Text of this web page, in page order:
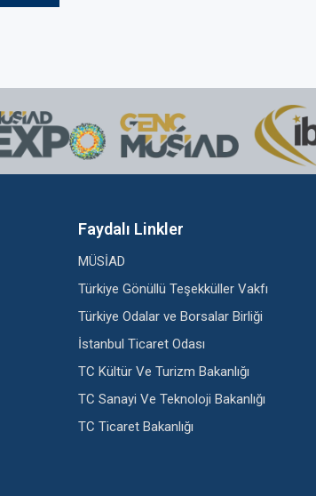
Faydalı Linkler
MÜSİAD
Türkiye Gönüllü Teşekküller Vakfı
Türkiye Odalar ve Borsalar Birliği
İstanbul Ticaret Odası
TC Kültür Ve Turizm Bakanlığı
TC Sanayi Ve Teknoloji Bakanlığı
TC Ticaret Bakanlığı